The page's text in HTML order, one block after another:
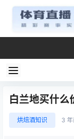
白兰地买什么
烘焙酒知识 3